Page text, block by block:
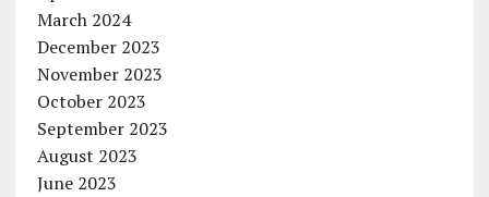
March 2024
December 2023
November 2023
October 2023
September 2023
August 2023
June 2023